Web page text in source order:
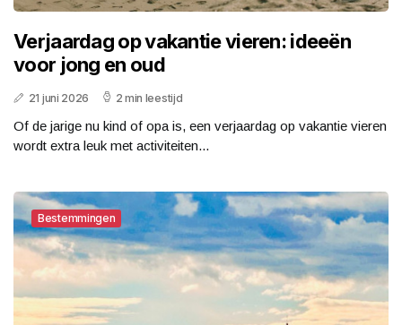
Verjaardag op vakantie vieren: ideeën
voor jong en oud
21 juni 2026 2 min leestijd
Of de jarige nu kind of opa is, een verjaardag op vakantie vieren
wordt extra leuk met activiteiten...
Bestemmingen